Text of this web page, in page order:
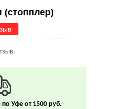
(стопплер)
по Уфе от 1500 руб.